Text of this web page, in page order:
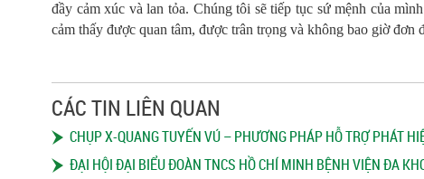
đầy cảm xúc và lan tỏa. Chúng tôi sẽ tiếp tục sứ mệnh của
cảm thấy được quan tâm, được trân trọng và không bao giờ đơn
CÁC TIN LIÊN QUAN
CHỤP X-QUANG TUYẾN VÚ – PHƯƠNG PHÁP HỖ TRỢ PHÁT
ĐẠI HỘI ĐẠI BIỂU ĐOÀN TNCS HỒ CHÍ MINH BỆNH VIỆN ĐA